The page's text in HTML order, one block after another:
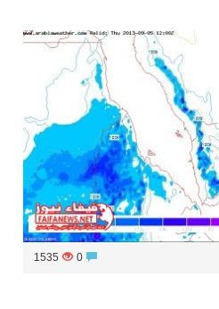
مصدر سعودي مسؤول: تنسيق بين الميليشيات الحوثية والعراقية وإيران للإعداد لاعتداءات تستهدف المملكة
اليوم في المملكة
إجتماع المكتب التعريفي للمتقاعدين بالصوارمة-مركز الحكامية
1535